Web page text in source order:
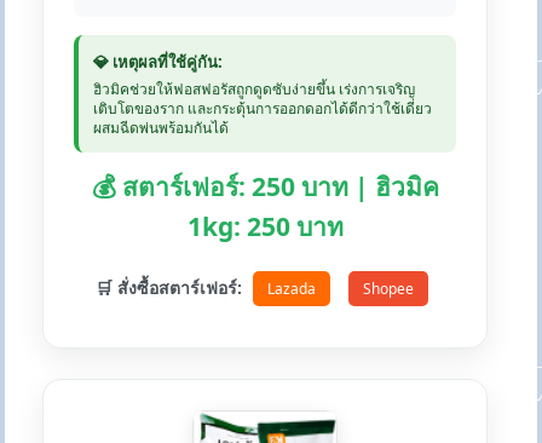
💎 เหตุผลที่ใช้คู่กัน:
ฮิวมิคช่วยให้ฟอสฟอรัสถูกดูดซับง่ายขึ้น เร่งการเจริญ
เติบโตของราก และกระตุ้นการออกดอกได้ดีกว่าใช้เดี่ยว
ผสมฉีดพ่นพร้อมกันได้
💰 สตาร์เฟอร์: 250 บาท | ฮิวมิค
1kg: 250 บาท
🛒 สั่งซื้อสตาร์เฟอร์: Lazada Shopee